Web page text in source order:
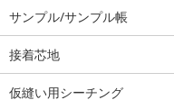
サンプル/サンプル帳
接着芯地
仮縫い用シーチング